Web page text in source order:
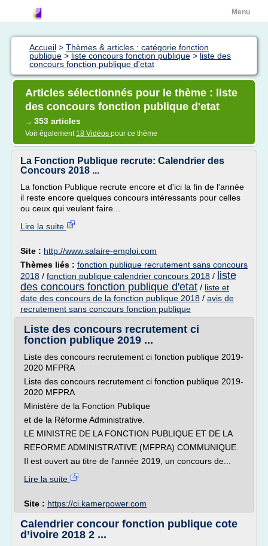
Menu
Accueil > Thèmes & articles : catégorie fonction
publique > liste concours fonction publique > liste des
concours fonction publique d'etat
Articles sélectionnés pour le thème : liste
des concours fonction publique d'etat
→ 353 articles
Voir également 18 Vidéos pour ce thème
La Fonction Publique recrute: Calendrier des
Concours 2018 ...
La fonction Publique recrute encore et d'ici la fin de l'année
il reste encore quelques concours intéressants pour celles
ou ceux qui veulent faire...
Lire la suite
Site : http://www.salaire-emploi.com
Thèmes liés : fonction publique recrutement sans concours
2018 / fonction publique calendrier concours 2018 / liste
des concours fonction publique d'etat / liste et
date des concours de la fonction publique 2018 / avis de
recrutement sans concours fonction publique
Liste des concours recrutement ci
fonction publique 2019 ...
Liste des concours recrutement ci fonction publique 2019-
2020 MFPRA
Liste des concours recrutement ci fonction publique 2019-
2020 MFPRA
Ministère de la Fonction Publique
et de la Réforme Administrative.
LE MINISTRE DE LA FONCTION PUBLIQUE ET DE LA
REFORME ADMINISTRATIVE (MFPRA) COMMUNIQUE.
Il est ouvert au titre de l'année 2019, un concours de...
Lire la suite
Site : https://ci.kamerpower.com
Calendrier concour fonction publique cote
d’ivoire 2018 2 ...